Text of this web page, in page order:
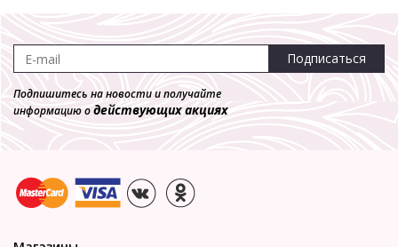
Подписаться
Подпишитесь на новости и получайте
информацию одействующих акциях